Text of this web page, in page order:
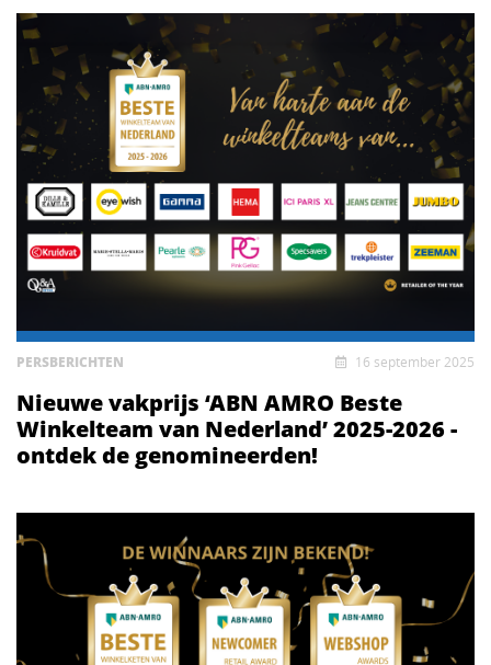
PERSBERICHTEN 16 september 2025
Nieuwe vakprijs ‘ABN AMRO Beste
Winkelteam van Nederland’ 2025-2026 -
ontdek de genomineerden!